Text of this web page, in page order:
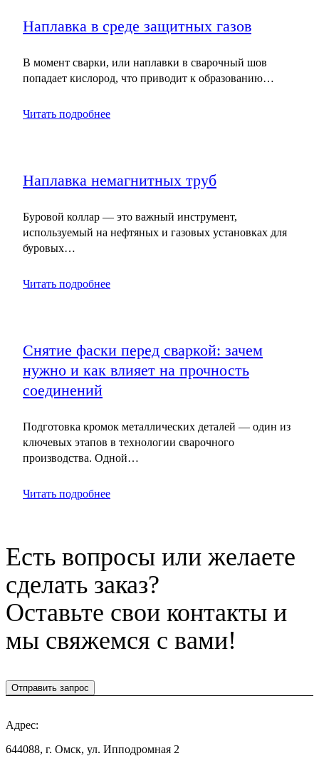
Наплавка в среде защитных газов
В момент сварки, или наплавки в сварочный шов
попадает кислород, что приводит к образованию…
Читать подробнее
Наплавка немагнитных труб
Буровой коллар — это важный инструмент,
используемый на нефтяных и газовых установках для
буровых…
Читать подробнее
Снятие фаски перед сваркой: зачем
нужно и как влияет на прочность
соединений
Подготовка кромок металлических деталей — один из
ключевых этапов в технологии сварочного
производства. Одной…
Читать подробнее
Есть вопросы или желаете
сделать заказ?
Оставьте свои контакты и
мы свяжемся с вами!
Отправить запрос
Адрес:
644088, г. Омск, ул. Ипподромная 2